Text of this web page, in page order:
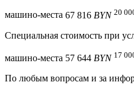
машино-места 67 816 BYN 20
Специальная cтоимость при
машино-места 57 644 BYN 17
По любым вопросам и за